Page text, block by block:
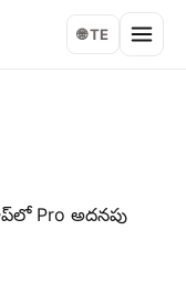
🌐 TE
Pro అదనపు